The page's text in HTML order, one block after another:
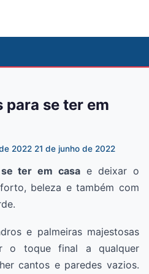
para se ter em
2022 21 de junho de 2022
ter em casa e deixar o
beleza e também com
e palmeiras majestosas
o toque final a qualquer
cantos e paredes vazios.